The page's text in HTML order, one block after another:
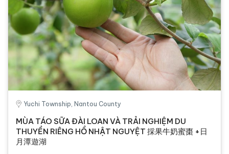
Yuchi Township, Nantou County
MÙA TÁO SỮA ĐÀI LOAN VÀ TRẢI NGHIỆM DU
THUYỀN RIÊNG HỒ NHẬT NGUYỆT 採果牛奶蜜棗 +日
月潭遊湖